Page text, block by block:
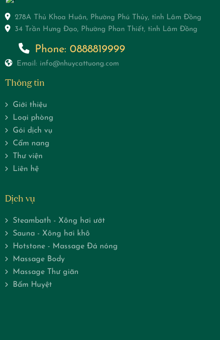
278A Thủ Khoa Huân, Phường Phú Thủy, tỉnh Lâm Đồng
34 Trần Hưng Đạo, Phường Phan Thiết, tỉnh Lâm Đồng
Phone: 0888819999
Email: info@nhuycattuong.com
Thông tin
Giới thiệu
Loại phòng
Gói dịch vụ
Cẩm nang
Thư viện
Liên hệ
Dịch vụ
Steambath - Xông hơi ướt
Sauna - Xông hơi khô
Hotstone - Massage Đá nóng
Massage Body
Massage Thư giãn
Bấm Huyệt